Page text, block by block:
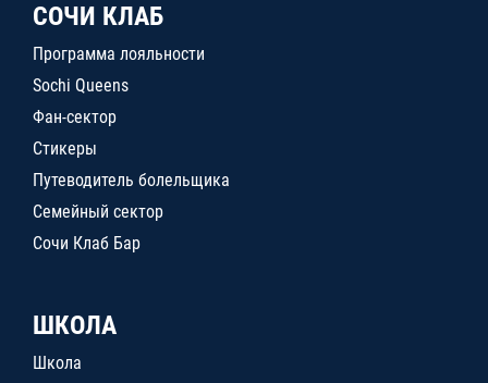
СОЧИ КЛАБ
Программа лояльности
Sochi Queens
Фан-сектор
Стикеры
Путеводитель болельщика
Семейный сектор
Сочи Клаб Бар
ШКОЛА
Школа